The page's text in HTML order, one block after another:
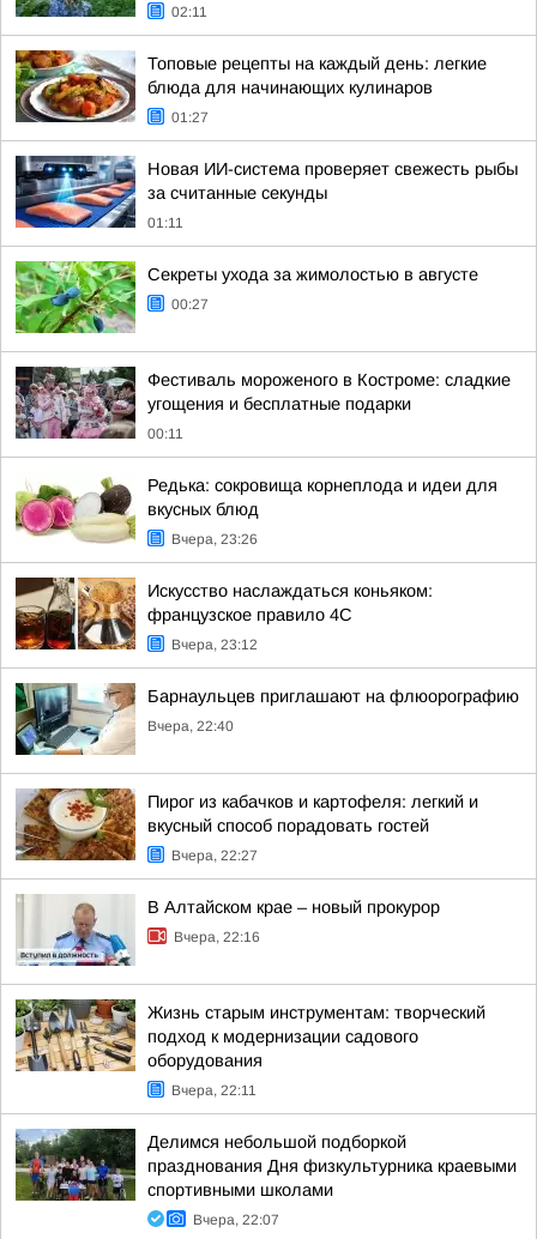
02:11
Топовые рецепты на каждый день: легкие
блюда для начинающих кулинаров
01:27
Новая ИИ-система проверяет свежесть рыбы
за считанные секунды
01:11
Секреты ухода за жимолостью в августе
00:27
Фестиваль мороженого в Костроме: сладкие
угощения и бесплатные подарки
00:11
Редька: сокровища корнеплода и идеи для
вкусных блюд
Вчера, 23:26
Искусство наслаждаться коньяком:
французское правило 4С
Вчера, 23:12
Барнаульцев приглашают на флюорографию
Вчера, 22:40
Пирог из кабачков и картофеля: легкий и
вкусный способ порадовать гостей
Вчера, 22:27
В Алтайском крае – новый прокурор
Вчера, 22:16
Жизнь старым инструментам: творческий
подход к модернизации садового
оборудования
Вчера, 22:11
Делимся небольшой подборкой
празднования Дня физкультурника краевыми
спортивными школами
Вчера, 22:07